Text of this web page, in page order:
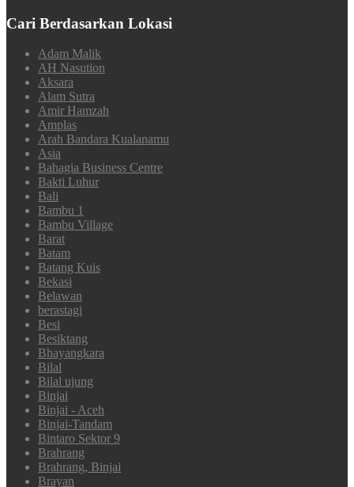
Cari Berdasarkan Lokasi
Adam Malik
AH Nasution
Aksara
Alam Sutra
Amir Hamzah
Amplas
Arah Bandara Kualanamu
Asia
Bahagia Business Centre
Bakti Luhur
Bali
Bambu 1
Bambu Village
Barat
Batam
Batang Kuis
Bekasi
Belawan
berastagi
Besi
Besiktang
Bhayangkara
Bilal
Bilal ujung
Binjai
Binjai - Aceh
Binjai-Tandam
Bintaro Sektor 9
Brahrang
Brahrang, Binjai
Brayan